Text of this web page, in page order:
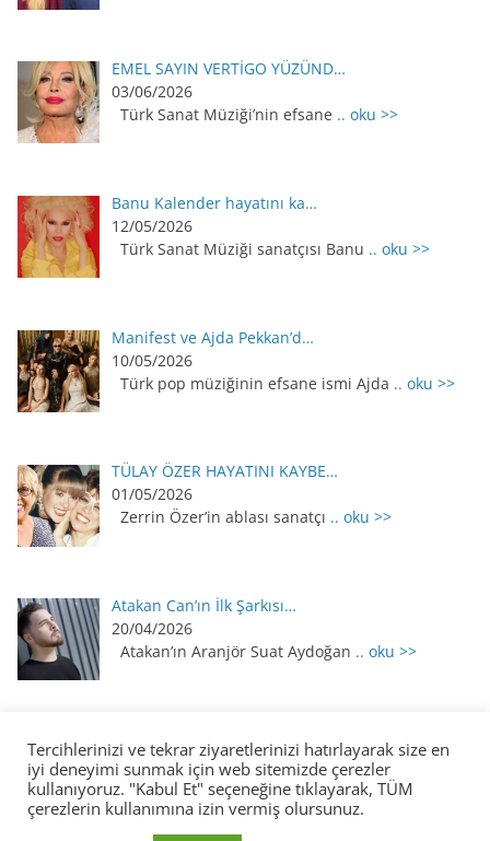
EMEL SAYIN VERTİGO YÜZÜND…
03/06/2026
Türk Sanat Müziği’nin efsane .. oku >>
Banu Kalender hayatını ka…
12/05/2026
Türk Sanat Müziği sanatçısı Banu .. oku >>
Manifest ve Ajda Pekkan’d…
10/05/2026
Türk pop müziğinin efsane ismi Ajda .. oku >>
TÜLAY ÖZER HAYATINI KAYBE…
01/05/2026
Zerrin Özer’in ablası sanatçı .. oku >>
Atakan Can’ın İlk Şarkısı…
20/04/2026
Atakan’ın Aranjör Suat Aydoğan .. oku >>
Tercihlerinizi ve tekrar ziyaretlerinizi hatırlayarak size en
iyi deneyimi sunmak için web sitemizde çerezler
kullanıyoruz. "Kabul Et" seçeneğine tıklayarak, TÜM
çerezlerin kullanımına izin vermiş olursunuz.